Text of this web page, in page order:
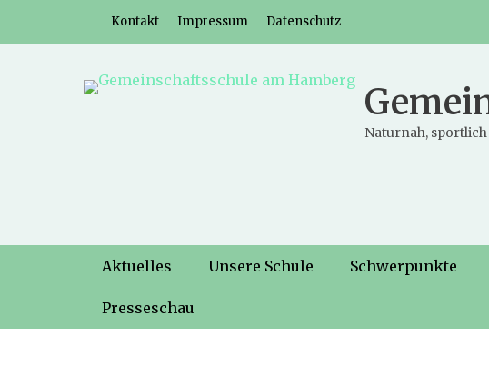
Header-Menü
Weiter
Kontakt Impressum Datenschutz
Naturnah,
Hauptmenü
Weiter
Inhalt
Aktuelles Unsere Schule Schwerpunkte
Presseschau